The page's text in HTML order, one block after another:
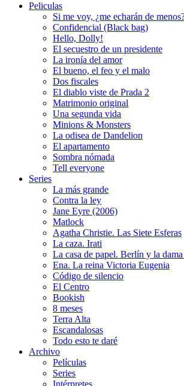
Peliculas
Si me voy, ¿me echarán de
Confidencial (Black bag)
Hello, Dolly!
El secuestro de un presidente
La ironía del amor
El bueno, el feo y el malo
Dos fiscales
El diablo viste de Prada 2
Matrimonio original
Una segunda vida
Minions & Monsters
La odisea de Dandelion
El apartamento
Sombra nómada
Tell everyone
Series
La más grande
Contra la ley
Jane Eyre (2006)
Matlock
Agatha Christie. Las Siete Esferas
La caza. Irati
La casa de papel. Berlín y la
Ena. La reina Victoria Eugenia
Código de silencio
El Centro
Bookish
8 meses
Terra Alta
Escandalosas
Todo esto te daré
Archivo
Películas
Series